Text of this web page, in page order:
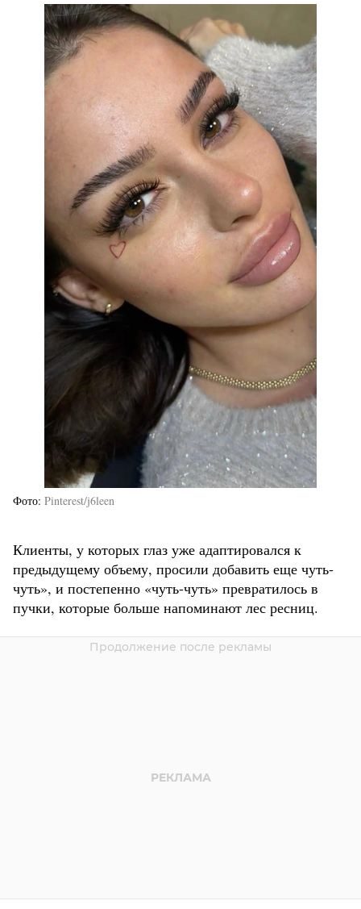
Фото Pinterest/j6leen
Клиенты, у которых глаз уже адаптировался к
предыдущему объему, просили добавить еще чуть-
чуть», и постепенно «чуть-чуть» превратилось в
пучки, которые больше напоминают лес ресниц.